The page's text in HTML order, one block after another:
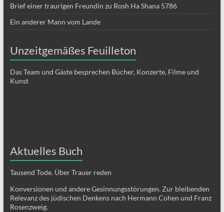
Brief einer traurigen Freundin zu Rosh Ha Shana 5786
Ein anderer Mann vom Lande
Unzeitgemäßes Feuilleton
Das Team und Gäste besprechen Bücher, Konzerte, Filme und
Kunst
Aktuelles Buch
Tausend Tode. Über Trauer reden
Konversionen und andere Gesinnungsstörungen. Zur bleibenden
Relevanz des jüdischen Denkens nach Hermann Cohen und Franz
Rosenzweig.